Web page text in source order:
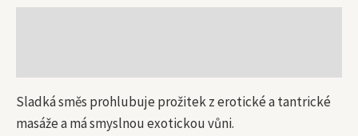
Sladká směs prohlubuje prožitek z erotické a tantrické
masáže a má smyslnou exotickou vůni.